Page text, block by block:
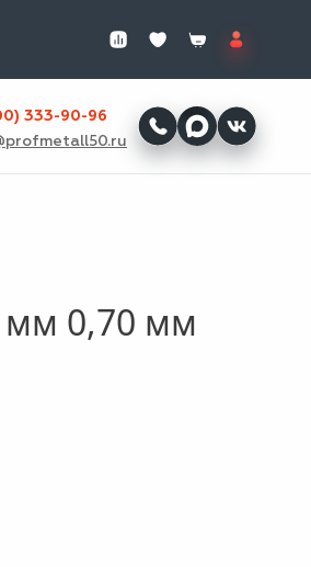
333-90-96
мм 0,70 мм